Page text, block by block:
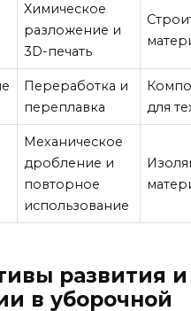
Химическое
разложение и
3D-печать
Переработка и
переплавка
для
Механическое
дробление и
повторное
использование
развития и
в уборочной